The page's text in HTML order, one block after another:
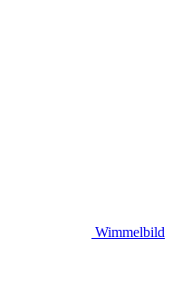
Wimmelbild